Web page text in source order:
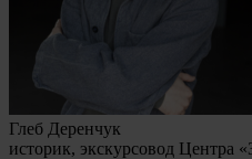
Глеб Деренчук
историк, экскурсовод Центра